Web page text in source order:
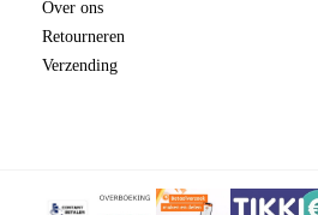
Over ons
Retourneren
Verzending